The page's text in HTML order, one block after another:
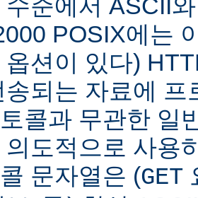
수준에서 ASCII
POSIX에는
옵션이 있다)
송되는 자료에
콜과 무관한 일
의도적으로 사용
문자열은 (GET